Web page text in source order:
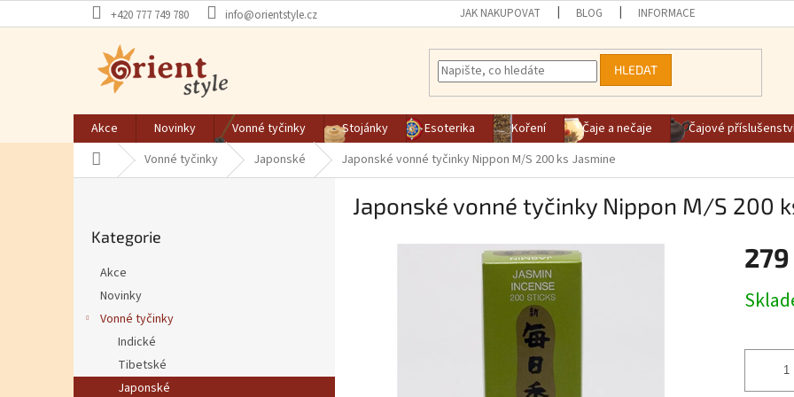
+420 777 749 780 info@orientstyle.cz JAK NAKUPOVAT BLOG INFORMACE
HLEDAT
Akce Novinky Vonné tyčinky Stojánky Esoterika Koření Čaje a nečaje Čajové
Domů Vonné tyčinky Japonské Japonské vonné tyčinky Nippon M/S 200 ks Jasmine
Kategorie
Akce
Novinky
Vonné tyčinky
Indické
Tibetské
Japonské
Japonské vonné tyčinky Nippon M/S 200
279